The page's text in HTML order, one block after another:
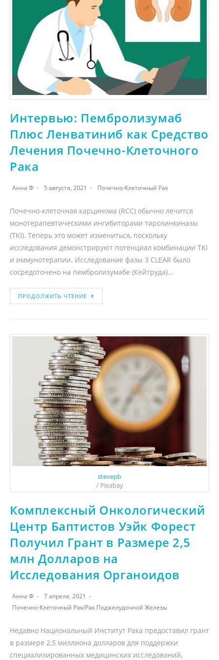
Интервью: Пембролизумаб
Плюс Ленватиниб как Средство
Лечения Почечно-Клеточного
Рака
Анна Ф 5 августа, 2021 Почечно-Клеточный Рак
Почечно-клеточная карцинома (RCC) обычно лечится
монотерапевтическими ингибиторами тирозинкиназы
(TKI). Теперь это может измениться, поскольку
исследования демонстрируют потенциал комбинации TKI
и иммунотерапии. Исследование фазы 3 CLEAR было
сосредоточено на пембролизумабе (Кейтруда)…
ПРОДОЛЖИТЬ ЧТЕНИЕ
stevepb
/ Pixabay
Комплексный Онкологический
Центр Баптистов Уэйк Форест
Получил Грант в Размере 2,5
млн Долларов на
Исследования Органоидов
Анна Ф
7 апреля, 2021
Почечно-Клеточный Рак/Рак Поджелудочной Железы
Недавно Национальный Институт Рака предоставил грант
в размере 2,5 миллиона долларов для поддержки
специализированных медицинских исследований,